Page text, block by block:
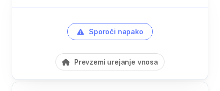
Sporoči napako
Prevzemi urejanje vnosa